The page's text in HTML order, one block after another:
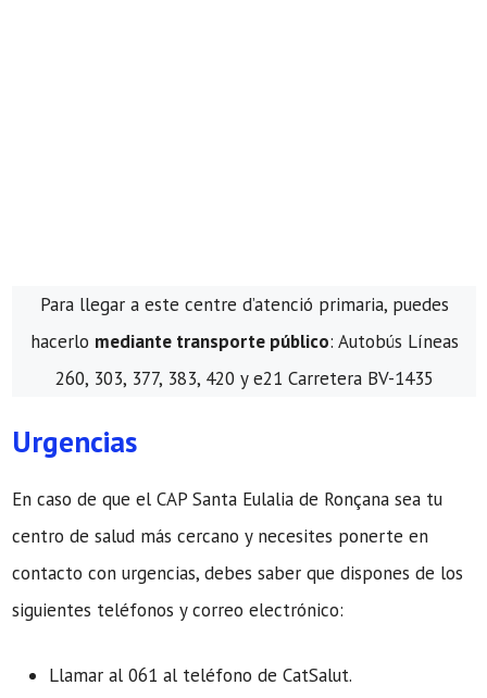
Para llegar a este centre d’atenció primaria, puedes
hacerlo mediante transporte público: Autobús Líneas
260, 303, 377, 383, 420 y e21 Carretera BV-1435
Urgencias
En caso de que el CAP Santa Eulalia de Ronçana sea tu
centro de salud más cercano y necesites ponerte en
contacto con urgencias, debes saber que dispones de los
siguientes teléfonos y correo electrónico:
Llamar al 061 al teléfono de CatSalut.